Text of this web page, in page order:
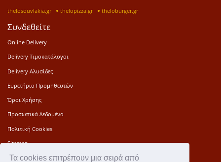
Τα cookies επιτρέπουν μια σειρά από
thelosouvlakia.gr thelopizza.gr theloburger.gr
Συνδεθείτε
Online Delivery
Delivery Τιμοκατάλογοι
Delivery Αλυσίδες
Ευρετήριο Προμηθευτών
Όροι Χρήσης
Προσωπικά Δεδομένα
Πολιτική Cookies
Sitemap
Press Kit